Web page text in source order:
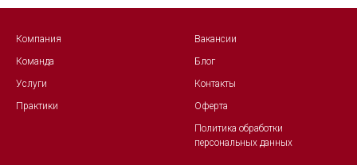
Компания
Команда
Услуги
Практики
Вакансии
Блог
Контакты
Оферта
Политика обработки
персональных данных